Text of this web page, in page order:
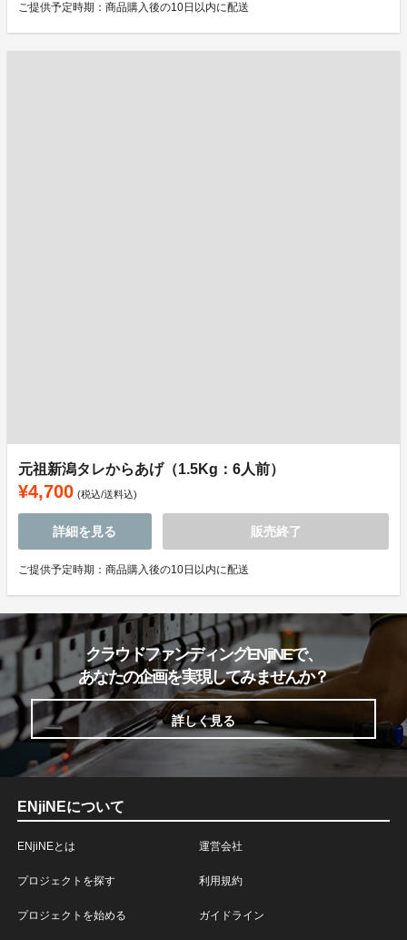
ご提供予定時期：商品購入後の10日以内に配送
元祖新潟タレからあげ（1.5Kg：6人前）
¥4,700 (税込/送料込)
詳細を見る 販売終了
ご提供予定時期：商品購入後の10日以内に配送
クラウドファンディングENjiNEで、
あなたの企画を実現してみませんか？
詳しく見る
ENjiNEについて
ENjiNEとは
プロジェクトを探す
プロジェクトを始める
運営会社
利用規約
ガイドライン